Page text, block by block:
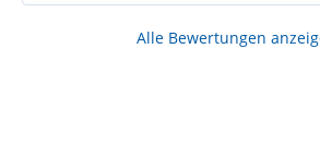
Alle Bewertungen